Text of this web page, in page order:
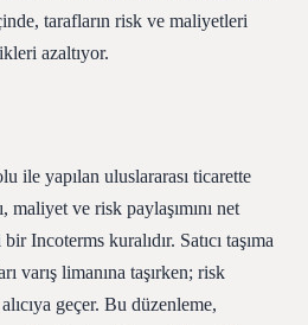
tarafların risk ve maliyetleri
azaltıyor.
ile yapılan uluslararası ticarette
maliyet ve risk paylaşımını net
Incoterms kuralıdır. Satıcı taşıma
varış limanına taşırken; risk
geçer. Bu düzenleme,